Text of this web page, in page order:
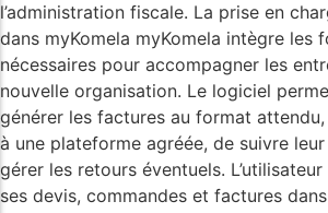
l’administration fiscale. La prise en
dans myKomela myKomela intègre les
nécessaires pour accompagner les
nouvelle organisation. Le logiciel
générer les factures au format
à une plateforme agréée, de suivre
gérer les retours éventuels.
ses devis, commandes et factures